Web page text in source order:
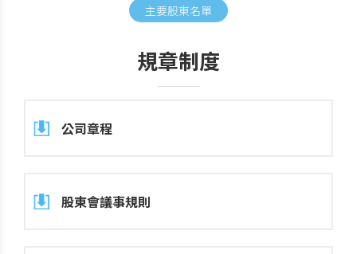
主要股東名單
規章制度
公司章程
股東會議事規則